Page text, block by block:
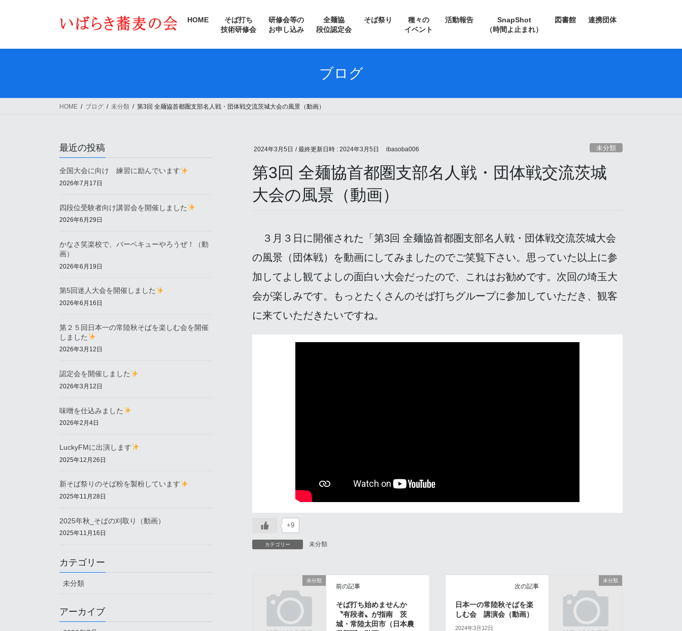
HOME
そば打ち
技術研修会
研修会等の
お申し込み
全麺協
段位認定会
そば祭り
＞ 収穫祭 in いばらき蕎麦の会
＞ 日光そばまつり
種々の
イベント
活動報告
SnapShot
（時間よ止まれ）
図書館 連携団体
ブログ
HOME ブログ 未分類 第3回 全麺協首都圏支部名人戦・団体戦交流茨城大会の風景（動画）
2024年3月5日 / 最終更新日時 : 2024年3月5日 ibasoba006 未分類
第3回 全麺協首都圏支部名人戦・団体戦交流茨城
大会の風景（動画）
３月３日に開催された「第3回 全麺協首都圏支部名人戦・団体戦交流茨城大会
の風景（団体戦）を動画にしてみましたのでご笑覧下さい。思っていた以上に参
加してよし観てよしの面白い大会だったので、これはお勧めです。次回の埼玉大
会が楽しみです。もっとたくさんのそば打ちグループに参加していただき、観客
に来ていただきたいですね。
+9
カテゴリー 未分類
未分類
前の記事
そば打ち始めませんか
〝有段者〟が指南 茨
城・常陸太田市（日本農
未分類
次の記事
日本一の常陸秋そばを楽
しむ会 講演会（動画）
2024年3月12日
最近の投稿
全国大会に向け 練習に励んでいます
2026年7月17日
四段位受験者向け講習会を開催しました
2026年6月29日
かなさ笑楽校で、バーベキューやろうぜ！（動
画）
2026年6月19日
第5回迷人大会を開催しました
2026年6月16日
第２５回日本一の常陸秋そばを楽しむ会を開催
しました
2026年3月12日
認定会を開催しました
2026年3月12日
味噌を仕込みました
2026年2月4日
LuckyFMに出演します
2025年12月26日
新そば祭りのそば粉を製粉しています
2025年11月28日
2025年秋_そばの刈取り（動画）
2025年11月16日
カテゴリー
未分類
アーカイブ